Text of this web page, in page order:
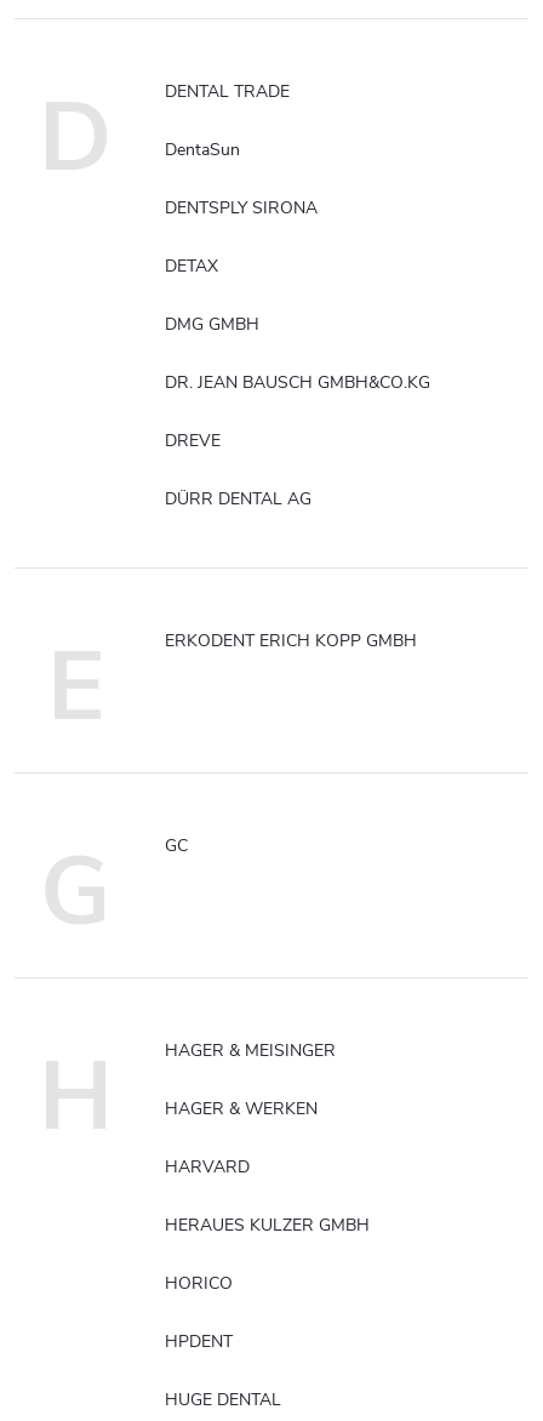
D DENTAL TRADE
DentaSun
DENTSPLY SIRONA
DETAX
DMG GMBH
DR. JEAN BAUSCH GMBH&CO.KG
DREVE
DÜRR DENTAL AG
E ERKODENT ERICH KOPP GMBH
G GC
H HAGER & MEISINGER
HAGER & WERKEN
HARVARD
HERAUES KULZER GMBH
HORICO
HPDENT
HUGE DENTAL